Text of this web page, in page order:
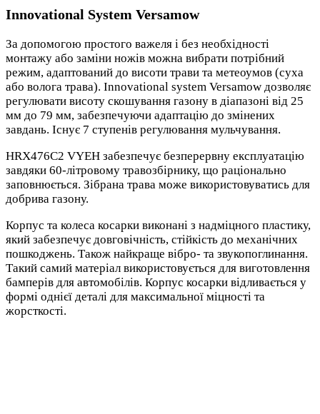
Innovational System Versamow
За допомогою простого важеля і без необхідності
монтажу або заміни ножів можна вибрати потрібний
режим, адаптований до висоти трави та метеоумов (суха
або волога трава). Innovational system Versamow дозволяє
регулювати висоту скошування газону в діапазоні від 25
мм до 79 мм, забезпечуючи адаптацію до змінених
завдань. Існує 7 ступенів регулювання мульчування.
HRX476C2 VYEH забезпечує безперервну експлуатацію
завдяки 60-літровому травозбірнику, що раціонально
заповнюється. Зібрана трава може використовуватись для
добрива газону.
Корпус та колеса косарки виконані з надміцного пластику,
який забезпечує довговічність, стійкість до механічних
пошкоджень. Також найкраще вібро- та звукопоглинання.
Такий самий матеріал використовується для виготовлення
бамперів для автомобілів. Корпус косарки відливається у
формі однієї деталі для максимальної міцності та
жорсткості.